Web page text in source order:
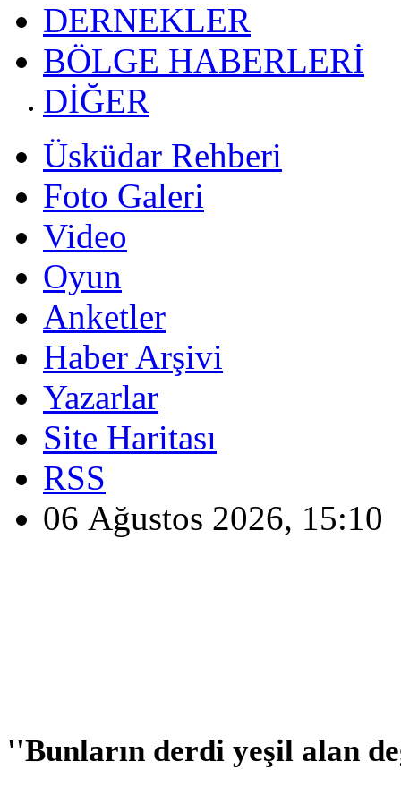
DERNEKLER
BÖLGE HABERLERİ
DİĞER
Üsküdar Rehberi
Foto Galeri
Video
Oyun
Anketler
Haber Arşivi
Yazarlar
Site Haritası
RSS
06 Ağustos 2026, 15:10
''Bunların derdi yeşil alan